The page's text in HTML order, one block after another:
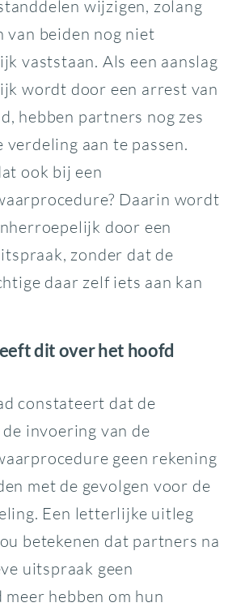
wijzigen, zolang
van beiden nog niet
vaststaan. Als een aanslag
wordt door een arrest van
hebben partners nog zes
verdeling aan te passen.
ook bij een
Daarin wordt
door een
zonder dat de
daar zelf iets aan kan
dit over het hoofd
constateert dat de
invoering van de
geen rekening
met de gevolgen voor de
Een letterlijke uitleg
betekenen dat partners na
uitspraak geen
hebben om hun